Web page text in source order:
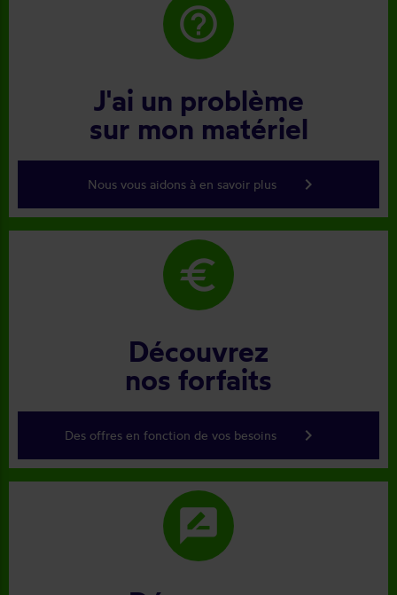
help_outline
J'ai un problème
sur mon matériel
Nous vous aidons à en savoir plus keyboard_arrow_right
euro
Découvrez
nos forfaits
Des offres en fonction de vos besoins keyboard_arrow_right
rate_review